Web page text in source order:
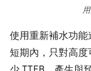
使用重新補水功能
短期內，只對高